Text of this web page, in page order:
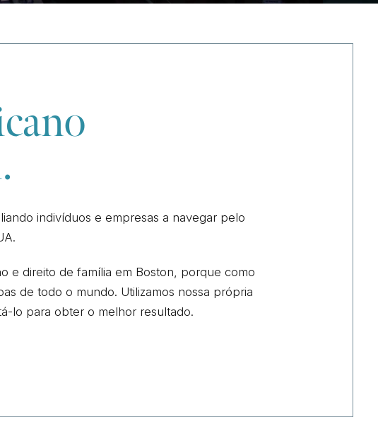
indivíduos e empresas a navegar pelo
e direito de família em Boston, porque como
de todo o mundo. Utilizamos nossa própria
lo para obter o melhor resultado.